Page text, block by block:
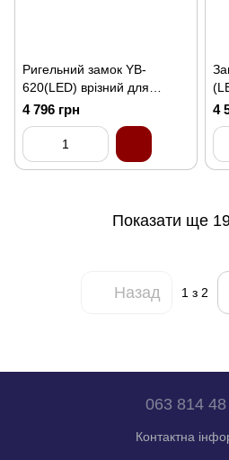
Ригельний замок YB-
620(LED) врізний для
системи контролю доступу
4 796 грн 4
Показати ще
Назад 1 з 2
063 814 48
Контактна